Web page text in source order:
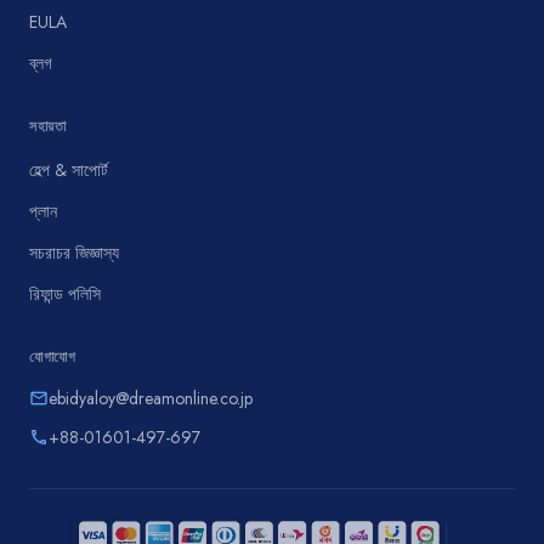
EULA
ব্লগ
সহায়তা
হেল্প & সাপোর্ট
প্লান
সচরাচর জিজ্ঞাস্য
রিফান্ড পলিসি
যোগাযোগ
emailebidyaloy@dreamonline.co.jp
phone+88-01601-497-697